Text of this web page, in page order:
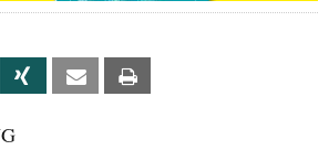
Linkedin Xing Email